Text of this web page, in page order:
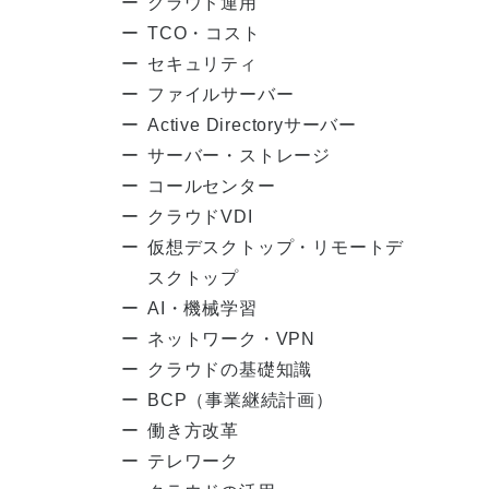
TCO・コスト
セキュリティ
ファイルサーバー
Active Directoryサーバー
サーバー・ストレージ
コールセンター
クラウドVDI
仮想デスクトップ・リモートデ
スクトップ
AI・機械学習
ネットワーク・VPN
クラウドの基礎知識
BCP（事業継続計画）
働き方改革
テレワーク